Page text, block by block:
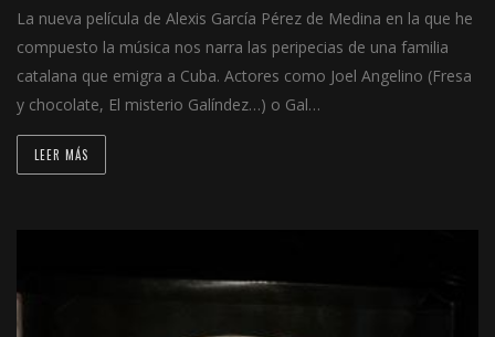
La nueva película de Alexis García Pérez de Medina en la que he
compuesto la música nos narra las peripecias de una familia
catalana que emigra a Cuba. Actores como Joel Angelino (Fresa
y chocolate, El misterio Galíndez…) o Gal…
LEER MÁS